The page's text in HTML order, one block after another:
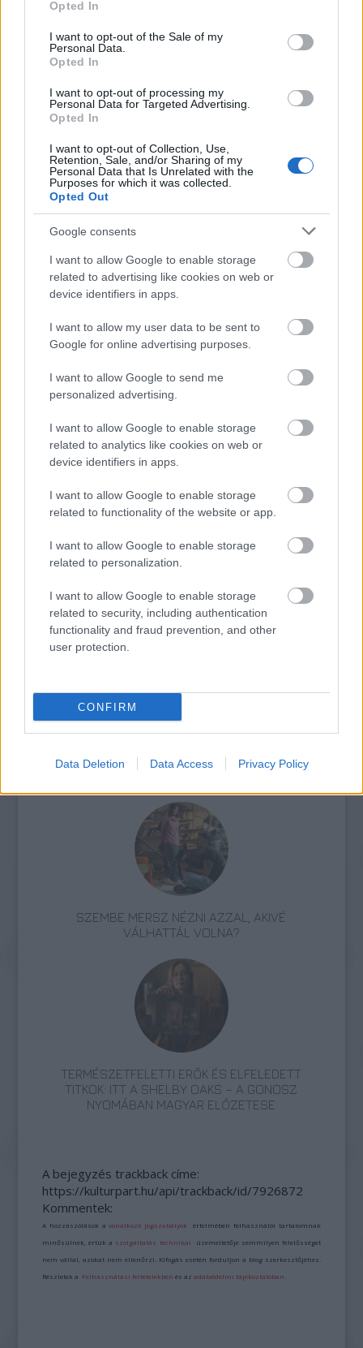
use your data for below specified purposes in below Google
consent section.
Opted In
I want to opt-out of the Sale of my
Personal Data.
Opted In
I want to opt-out of processing my
Personal Data for Targeted Advertising.
Opted In
I want to opt-out of Collection, Use,
Retention, Sale, and/or Sharing of my
Personal Data that Is Unrelated with the
Purposes for which it was collected.
Opted Out
Google consents
I want to allow Google to enable storage
related to advertising like cookies on web or
device identifiers in apps.
I want to allow my user data to be sent to
Google for online advertising purposes.
I want to allow Google to send me
personalized advertising.
I want to allow Google to enable storage
related to analytics like cookies on web or
device identifiers in apps.
I want to allow Google to enable storage
related to functionality of the website or app.
I want to allow Google to enable storage
related to personalization.
I want to allow Google to enable storage
related to security, including authentication
functionality and fraud prevention, and other
user protection.
CONFIRM
Data Deletion Data Access Privacy Policy
maradt Kossuth Lajos után Amerikában. A
forgatócsoport ellátogatott mind a hét
ismernek az Egyesült Államokban, továbbá a
Kossuth utcáknál és emlékhelyeknél is
A film bővelkedik az érdekességekben, az
egyik ilyen Kossuth Kolumbuszban
elhangzott beszédének története. A magyar
államférfi kifejtette a demokráciáról vallott
gondolatait, a tartalomra pedig felfigyelt az
akkor ügyvédként dolgozó Abraham Lincoln
is.
avatásánál állítólag felhasználta Kossuth
mondandóját, és a legnevezetesebb beszédét
tartotta, amelyben megfogalmazta a saját
maga által gondolt demokráciafogalmat –
Széles Tamás alkotótársával együtt hat és fél
hét alatt 30 ezer kilométert tett meg az
Egyesült Államokban Kossuth Lajos
Forrás:boon.hu
Film Történelem Erdély
SZEMBE MERSZ NÉZNI AZZAL, AKIVÉ
VÁLHATTÁL VOLNA?
TERMÉSZETFELETTI ERŐK ÉS ELFELEDETT
TITKOK: ITT A SHELBY OAKS – A GONOSZ
NYOMÁBAN MAGYAR ELŐZETESE
A bejegyzés trackback címe:
https://kulturpart.hu/api/trackback/id/7926872
Kommentek:
A hozzászólások avonatkozó jogszabályok értelmében felhasználói tartalomnak
minősülnek, értük a szolgáltatás technikai üzemeltetője semmilyen felelősséget
nem vállal, azokat nem ellenőrzi. Kifogás esetén forduljon a blog szerkesztőjéhez.
Részletek a Felhasználási feltételekben és azadatvédelmi tájékoztatóban